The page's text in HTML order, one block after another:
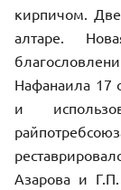
кирпичом.
алтаре.
Нафанаила 17
и
Азарова и Г.П.